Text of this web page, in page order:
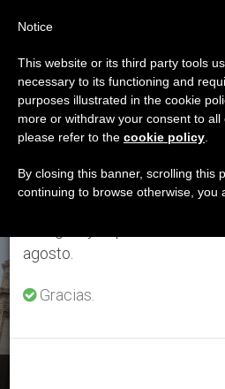
ETIQUETA
Posts
Abril De
ÚLTIMAS NOTICIAS
Coronavirus: Cierre de las visitas
Aviso importante
Del 27 de julio al 7 de
anual, aprovechando que en
se generan menos
agosto.
Gracias.
Notice
This website or its third party tools
necessary to its functioning and
purposes illustrated in the cookie
more or withdraw your consent to all
please refer to the cookie policy
By closing this banner, scrolling this
continuing to browse otherwise, you